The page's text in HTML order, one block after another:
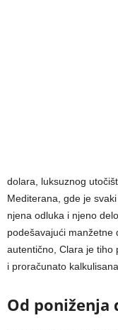
dolara, luksuznog
Mediterana, gde je
njena odluka i njeno
podešavajući manžetne
autentično, Clara je tiho
i proračunato kalkulisana.
Od poniženja